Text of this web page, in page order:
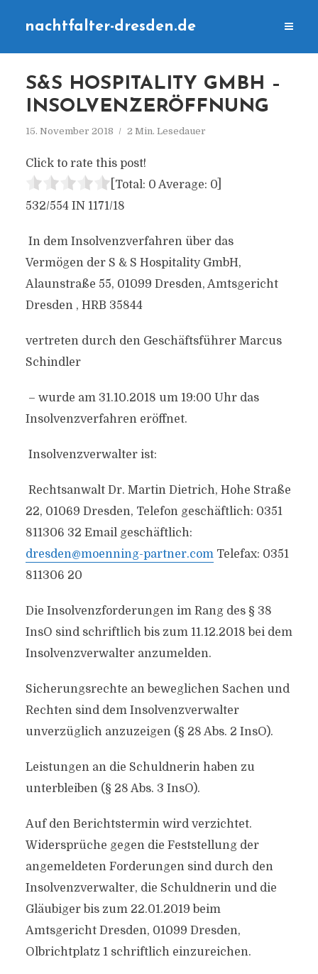
nachtfalter-dresden.de
S&S HOSPITALITY GMBH –
INSOLVENZERÖFFNUNG
15. November 2018 2 Min. Lesedauer
Click to rate this post!
[Total: 0 Average: 0]
532/554 IN 1171/18
In dem Insolvenzverfahren über das
Vermögen der S & S Hospitality GmbH,
Alaunstraße 55, 01099 Dresden, Amtsgericht
Dresden , HRB 35844
vertreten durch den Geschäftsführer Marcus
Schindler
– wurde am 31.10.2018 um 19:00 Uhr das
Insolvenzverfahren eröffnet.
Insolvenzverwalter ist:
Rechtsanwalt Dr. Martin Dietrich, Hohe Straße
22, 01069 Dresden, Telefon geschäftlich: 0351
811306 32 Email geschäftlich:
dresden@moenning-partner.comTelefax: 0351
811306 20
Die Insolvenzforderungen im Rang des § 38
InsO sind schriftlich bis zum 11.12.2018 bei dem
Insolvenzverwalter anzumelden.
Sicherungsrechte an beweglichen Sachen und
Rechten sind dem Insolvenzverwalter
unverzüglich anzuzeigen (§ 28 Abs. 2 InsO).
Leistungen an die Schuldnerin haben zu
unterbleiben (§ 28 Abs. 3 InsO).
Auf den Berichtstermin wird verzichtet.
Widersprüche gegen die Feststellung der
angemeldeten Forderungen sind durch den
Insolvenzverwalter, die Schuldnerin und die
Gläubiger bis zum 22.01.2019 beim
Amtsgericht Dresden, 01099 Dresden,
Olbrichtplatz 1 schriftlich einzureichen.